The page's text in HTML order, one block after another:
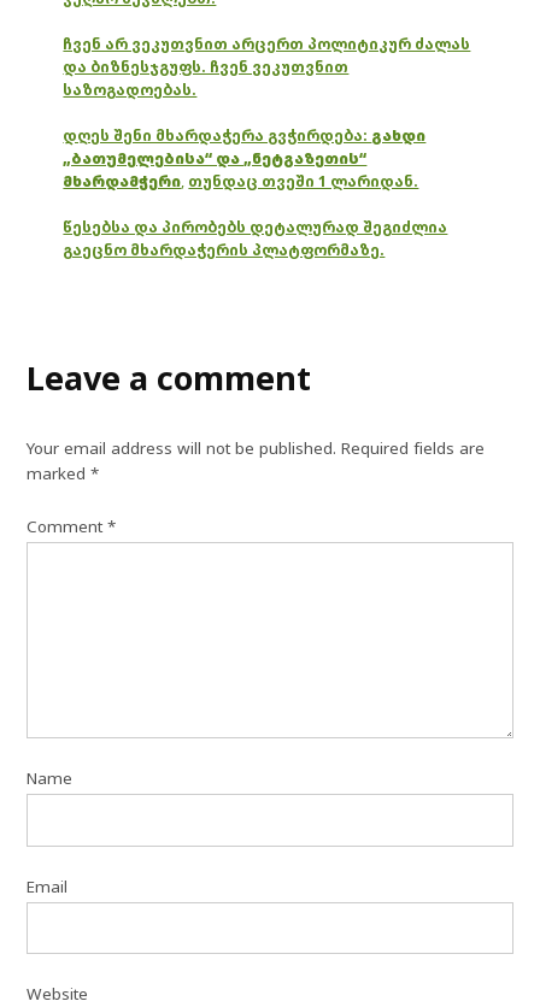
ჩვენ არ ვეკუთვნით არცერთ პოლიტიკურ ძალას
და ბიზნესჯგუფს. ჩვენ ვეკუთვნით
საზოგადოებას.
დღეს შენი მხარდაჭერა გვჭირდება: გახდი
„ბათუმელებისა“ და „ნეტგაზეთის“
მხარდამჭერი, თუნდაც თვეში 1 ლარიდან.
წესებსა და პირობებს დეტალურად შეგიძლია
გაეცნო მხარდაჭერის პლატფორმაზე.
Leave a comment
Your email address will not be published. Required fields are
marked*
Comment*
Name
Email
Website